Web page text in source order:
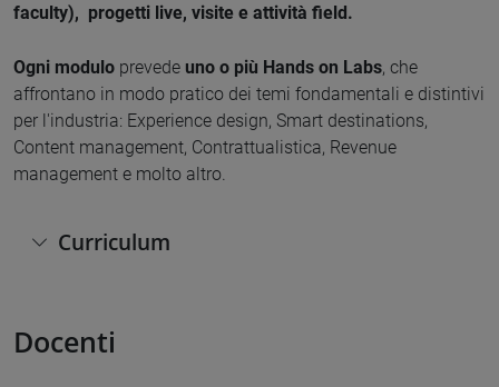
faculty), progetti live, visite e attività field.
Ogni modulo prevede uno o più Hands on Labs, che
affrontano in modo pratico dei temi fondamentali e distintivi
per l'industria: Experience design, Smart destinations,
Content management, Contrattualistica, Revenue
management e molto altro.
Curriculum
Docenti